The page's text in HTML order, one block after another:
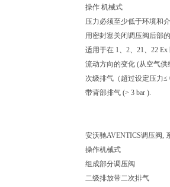
操作 机械式
压力必须至少低于环境和
用密封塞关闭调压阀后部
适用于在 1、2、21、22
流动方向的变化 (从空气
次级排气（超过设定压力≤
带背部排气 (> 3 bar ).
安沃驰AVENTICS调压阀,
操作机械式
组成部分调压阀
二级排放带二次排气